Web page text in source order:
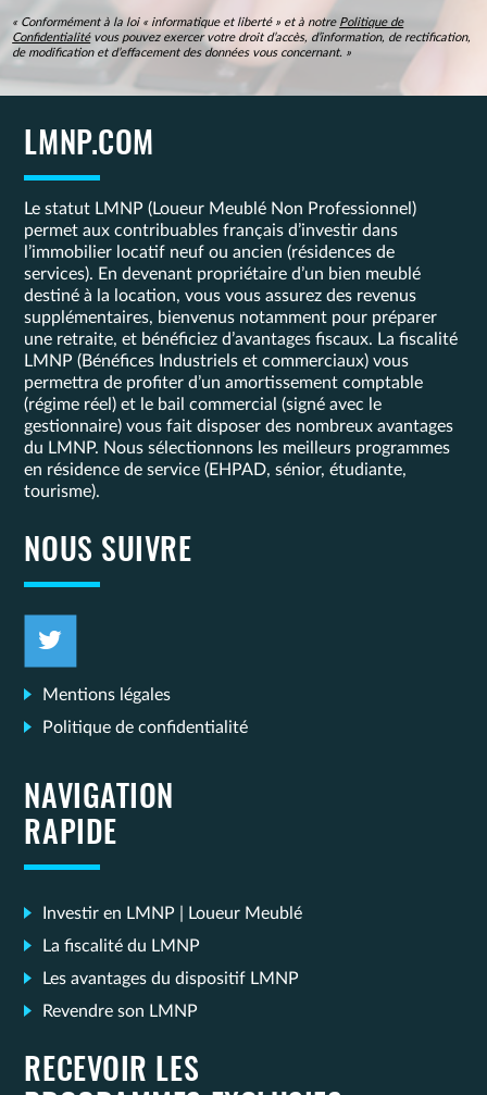
« Conformément à la loi « informatique et liberté » et à notre Politique de
Confidentialitévous pouvez exercer votre droit d’accès, d’information, de rectification,
de modification et d’effacement des données vous concernant. »
LMNP.COM
Le statut LMNP (Loueur Meublé Non Professionnel)
permet aux contribuables français d’investir dans
l’immobilier locatif neuf ou ancien (résidences de
services). En devenant propriétaire d’un bien meublé
destiné à la location, vous vous assurez des revenus
supplémentaires, bienvenus notamment pour préparer
une retraite, et bénéficiez d’avantages fiscaux. La fiscalité
LMNP (Bénéfices Industriels et commerciaux) vous
permettra de profiter d’un amortissement comptable
(régime réel) et le bail commercial (signé avec le
gestionnaire) vous fait disposer des nombreux avantages
du LMNP. Nous sélectionnons les meilleurs programmes
en résidence de service (EHPAD, sénior, étudiante,
tourisme).
NOUS SUIVRE
Mentions légales
Politique de confidentialité
NAVIGATION
RAPIDE
Investir en LMNP | Loueur Meublé
La fiscalité du LMNP
Les avantages du dispositif LMNP
Revendre son LMNP
RECEVOIR LES